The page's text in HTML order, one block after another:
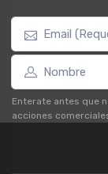
Enterate antes que
acciones